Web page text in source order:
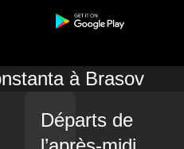
à Brasov
Départs de